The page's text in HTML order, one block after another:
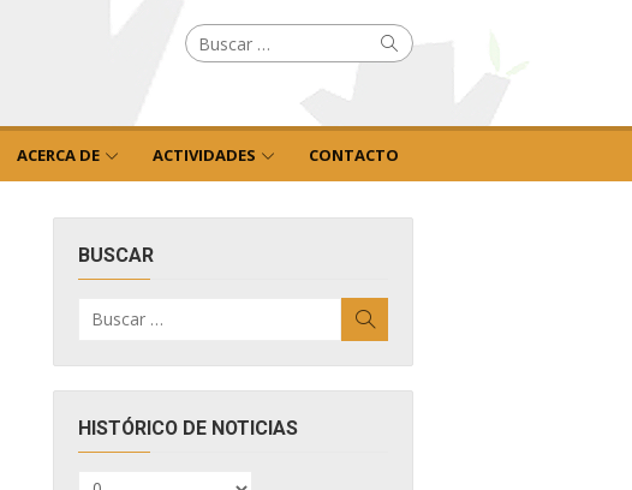
Buscar
por: Buscar
ACERCA DE ACTIVIDADES CONTACTO
BUSCAR
por:
HISTÓRICO DE NOTICIAS
HISTÓRICO